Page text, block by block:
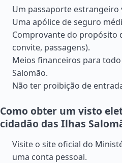
Um passaporte estrangeiro
Uma apólice de seguro
Comprovante do propósito
convite, passagens).
Meios financeiros para
Salomão.
Não ter proibição de
Como obter um visto
cidadão das Ilhas
Visite o site oficial do
uma conta pessoal.